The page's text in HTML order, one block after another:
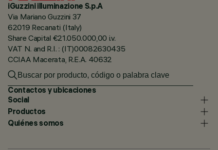
iGuzzini illuminazione S.p.A
Via Mariano Guzzini 37
62019 Recanati (Italy)
Share Capital €21.050.000,00 i.v.
VAT N. and R.I. : (IT)00082630435
CCIAA Macerata, R.E.A. 40632
Contactos y ubicaciones
Social
Productos
Quiénes somos